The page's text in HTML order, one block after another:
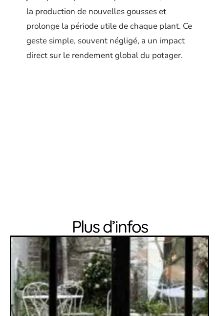
la production de nouvelles gousses et
prolonge la période utile de chaque plant. Ce
geste simple, souvent négligé, a un impact
direct sur le rendement global du potager.
Plus d’infos